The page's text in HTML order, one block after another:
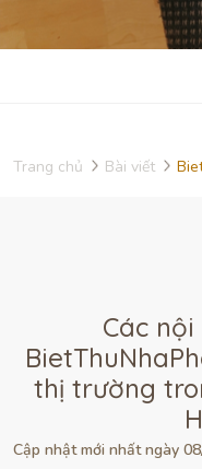
Trang chủ Bài viết
Các
thị trường
Cập nhật mới nhất ngày